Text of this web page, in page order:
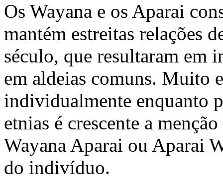
Os Wayana e os Aparai
mantém estreitas relações
século, que resultaram em
em aldeias comuns. Muito
individualmente enquanto
etnias é crescente a
Wayana Aparai ou Aparai
do indivíduo.